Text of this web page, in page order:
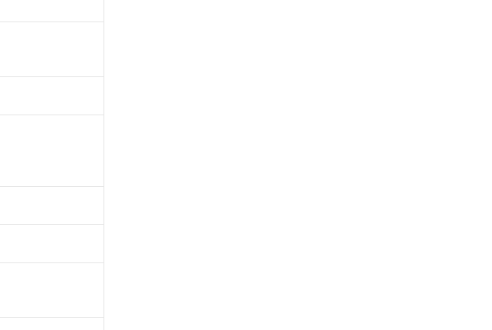
非含有を証明するものではありません。
完了までの期間は出荷製品に未対応品が
のことがない限り、2022年1月12日よ